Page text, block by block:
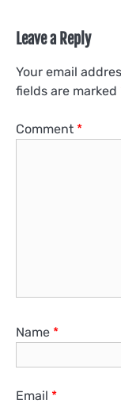
Leave a Reply
Your email
fields are marked
Comment *
Name *
Email *